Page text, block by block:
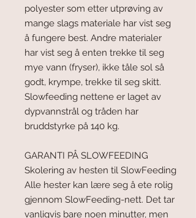
polyester som etter utprøving av
mange slags materiale har vist seg
å fungere best. Andre materialer
har vist seg å enten trekke til seg
mye vann (fryser), ikke tåle sol så
godt, krympe, trekke til seg skitt.
Slowfeeding nettene er laget av
dypvannstrål og tråden har
bruddstyrke på 140 kg.
GARANTI PÅ SLOWFEEDING
Skolering av hesten til SlowFeeding
Alle hester kan lære seg å ete rolig
gjennom SlowFeeding-nett. Det tar
vanligvis bare noen minutter, men